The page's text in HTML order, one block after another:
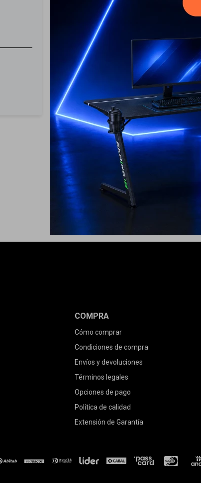
15
Samsung Smart Tv 85"
Crystal U8000F UHD 4K
USD 1.899
USD 1.599 USD1.439
ENVIO GRATIS
GARANTÍA: 1 AÑO
ENVÍO A TODO EL PAÍS
COMPRA
Cómo comprar
Condiciones de compra
Envíos y devoluciones
Términos legales
Opciones de pago
Política de calidad
Extensión de Garantía